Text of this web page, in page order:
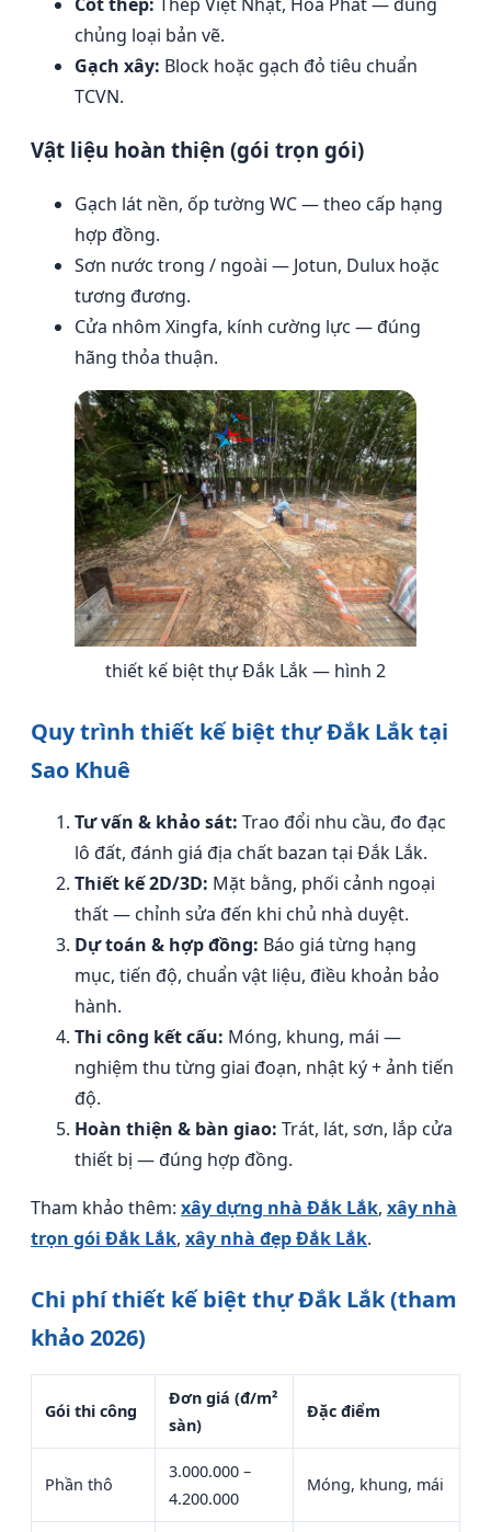
Cốt thép: Thép Việt Nhật, Hòa Phát — đúng
chủng loại bản vẽ.
Gạch xây: Block hoặc gạch đỏ tiêu chuẩn
TCVN.
Vật liệu hoàn thiện (gói trọn gói)
Gạch lát nền, ốp tường WC — theo cấp hạng
hợp đồng.
Sơn nước trong / ngoài — Jotun, Dulux hoặc
tương đương.
Cửa nhôm Xingfa, kính cường lực — đúng
hãng thỏa thuận.
thiết kế biệt thự Đắk Lắk — hình 2
Quy trình thiết kế biệt thự Đắk Lắk tại
Sao Khuê
Tư vấn & khảo sát: Trao đổi nhu cầu, đo đạc
lô đất, đánh giá địa chất bazan tại Đắk Lắk.
Thiết kế 2D/3D: Mặt bằng, phối cảnh ngoại
thất — chỉnh sửa đến khi chủ nhà duyệt.
Dự toán & hợp đồng: Báo giá từng hạng
mục, tiến độ, chuẩn vật liệu, điều khoản bảo
hành.
Thi công kết cấu: Móng, khung, mái —
nghiệm thu từng giai đoạn, nhật ký + ảnh tiến
độ.
Hoàn thiện & bàn giao: Trát, lát, sơn, lắp cửa
thiết bị — đúng hợp đồng.
Tham khảo thêm: xây dựng nhà Đắk Lắk, xây nhà
trọn gói Đắk Lắk, xây nhà đẹp Đắk Lắk.
Chi phí thiết kế biệt thự Đắk Lắk (tham
khảo 2026)
Gói thi công
Đơn giá (đ/m²
sàn)
Đặc điểm
Phần thô
3.000.000 –
4.200.000
Móng, khung, mái